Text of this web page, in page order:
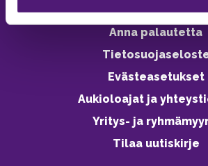
Avoimet työpaikat
Anna palautetta
Evästeasetukset
Aukioloajat ja
Yritys- ja
Tilaa uutiskirje